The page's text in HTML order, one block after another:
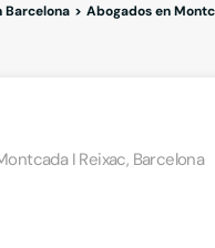
Barcelona Abogados en
I Reixac, Barcelona